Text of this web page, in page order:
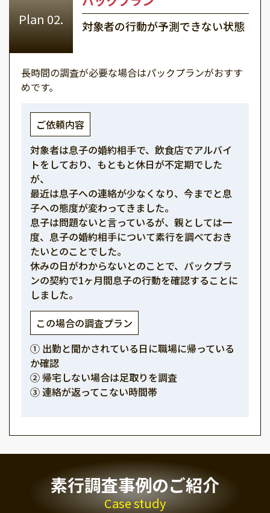
対象者の行動が予測できない状態
長時間の調査が必要な場合はパックプランがおすす
めです。
ご依頼内容
対象者は息子の婚約相手で、飲食店でアルバイ
トをしており、もともと休日が不定期でした
が、
最近は息子への連絡が少なくなり、今までと息
子への態度が変わってきました。
息子は問題ないと言っているが、親としては一
度、息子の婚約相手について素行を調べておき
たいとのことでした。
休みの日がわからないとのことで、パックプラ
ンの契約で1ヶ月間息子の行動を確認することに
しました。
この場合の調査プラン
① 出勤と聞かされている日に職場に帰っている
か確認
② 帰宅しない場合は足取りを調査
③ 連絡が返ってこない時間帯
素行調査事例のご紹介
Case study